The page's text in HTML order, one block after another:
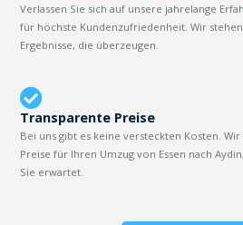
Verlassen Sie sich auf unsere jahrelange
für höchste Kundenzufriedenheit. Wir
Ergebnisse, die überzeugen.
Transparente Preise
Bei uns gibt es keine versteckten Kosten.
Preise für Ihren Umzug von Essen nach
Sie erwartet.